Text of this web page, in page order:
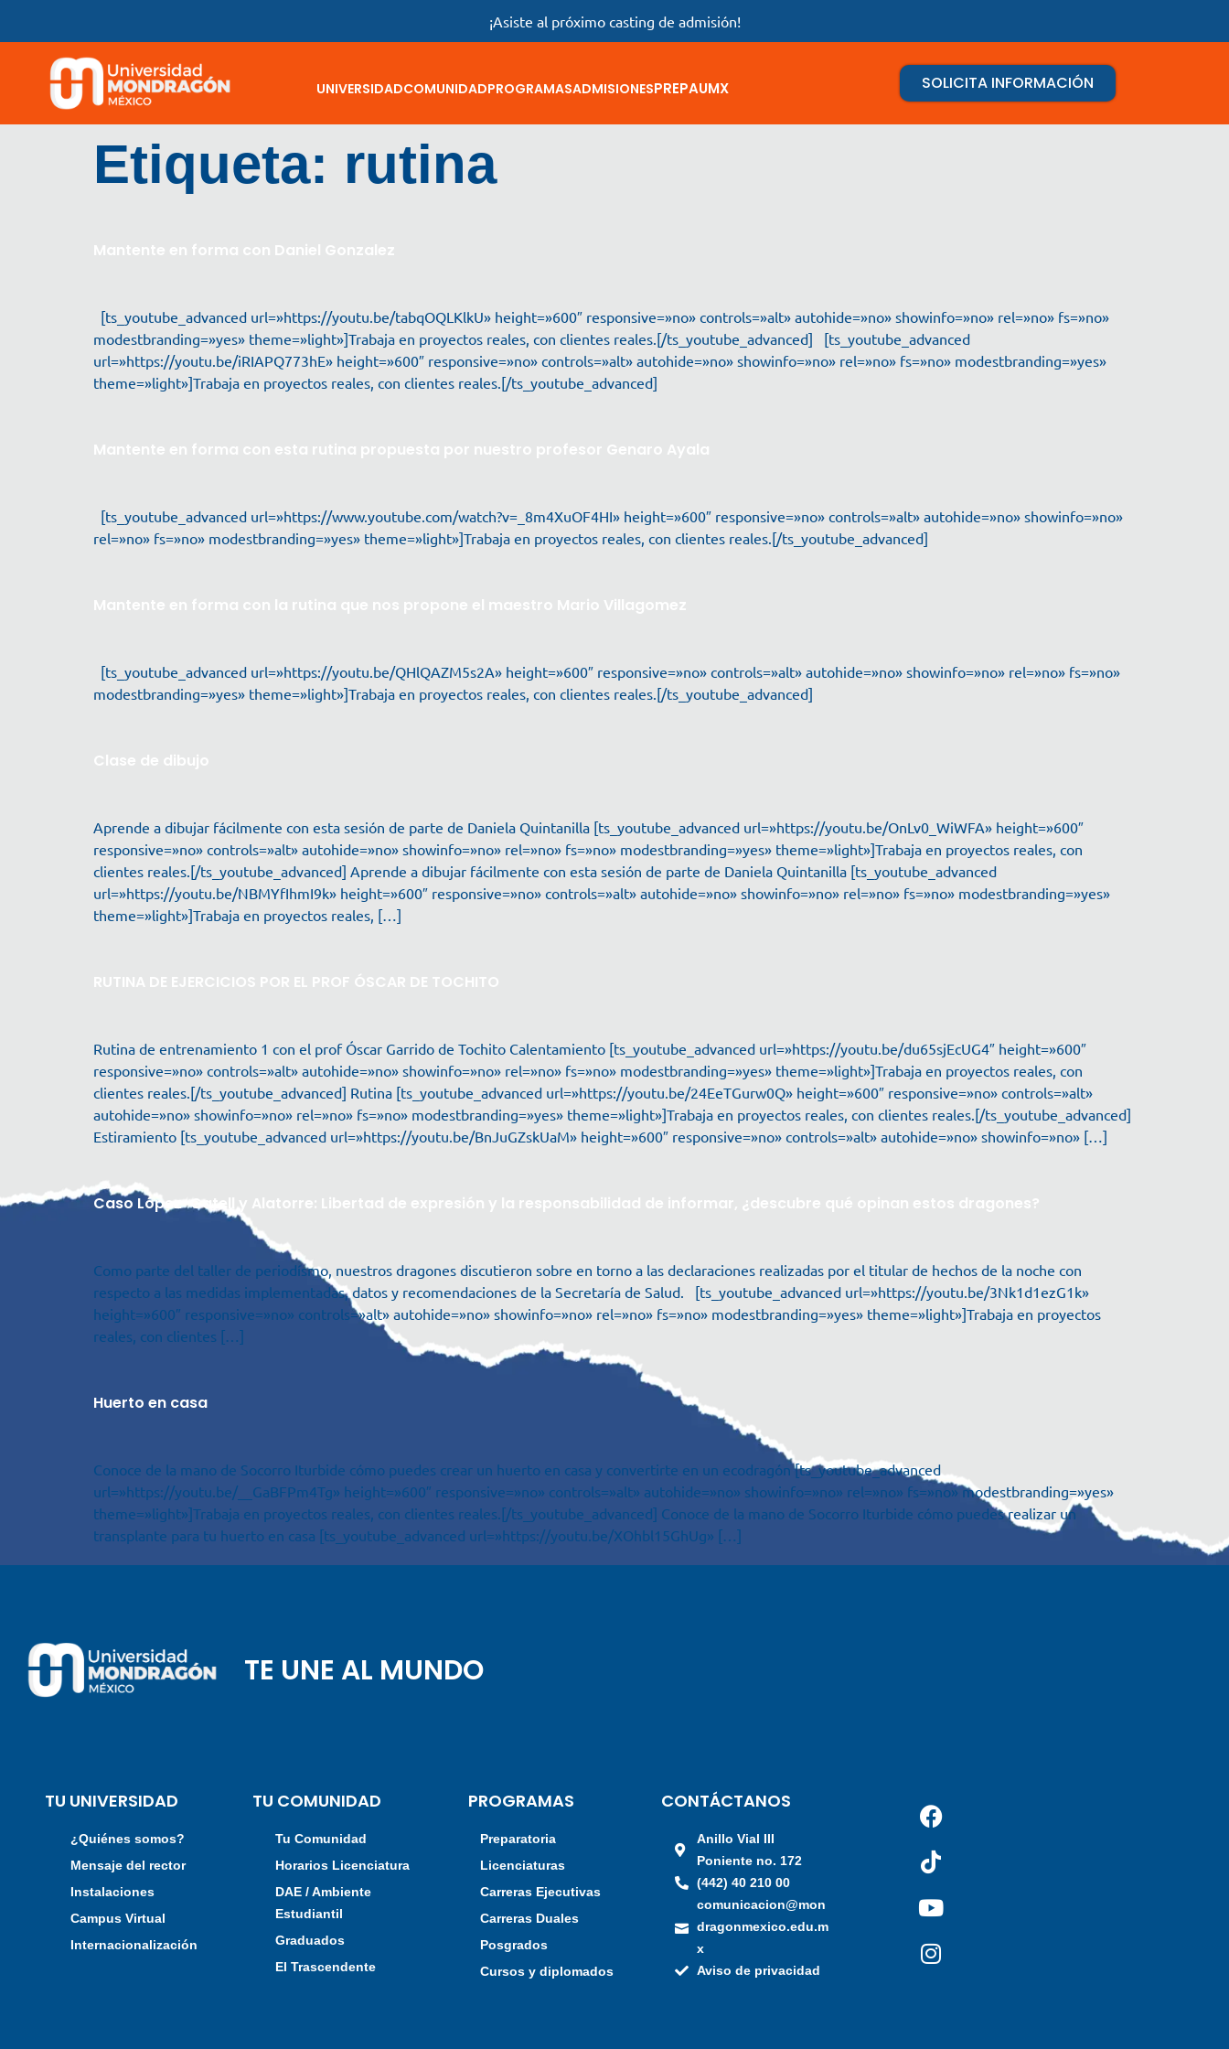
¡Asiste al próximo casting de admisión!
UNIVERSIDADCOMUNIDADPROGRAMASADMISIONESPREPAUMX SOLICITA INFORMACIÓN
Etiqueta: rutina
Mantente en forma con Daniel Gonzalez
[ts_youtube_advanced url=»https://youtu.be/tabqOQLKlkU» height=»600″ responsive=»no» controls=»alt» autohide=»no» showinfo=»no» rel=»no» fs=»no»
modestbranding=»yes» theme=»light»]Trabaja en proyectos reales, con clientes reales.[/ts_youtube_advanced] [ts_youtube_advanced
url=»https://youtu.be/iRIAPQ773hE» height=»600″ responsive=»no» controls=»alt» autohide=»no» showinfo=»no» rel=»no» fs=»no» modestbranding=»yes»
theme=»light»]Trabaja en proyectos reales, con clientes reales.[/ts_youtube_advanced]
Mantente en forma con esta rutina propuesta por nuestro profesor Genaro Ayala
[ts_youtube_advanced url=»https://www.youtube.com/watch?v=_8m4XuOF4HI» height=»600″ responsive=»no» controls=»alt» autohide=»no» showinfo=»no»
rel=»no» fs=»no» modestbranding=»yes» theme=»light»]Trabaja en proyectos reales, con clientes reales.[/ts_youtube_advanced]
Mantente en forma con la rutina que nos propone el maestro Mario Villagomez
[ts_youtube_advanced url=»https://youtu.be/QHlQAZM5s2A» height=»600″ responsive=»no» controls=»alt» autohide=»no» showinfo=»no» rel=»no» fs=»no»
modestbranding=»yes» theme=»light»]Trabaja en proyectos reales, con clientes reales.[/ts_youtube_advanced]
Clase de dibujo
Aprende a dibujar fácilmente con esta sesión de parte de Daniela Quintanilla [ts_youtube_advanced url=»https://youtu.be/OnLv0_WiWFA» height=»600″
responsive=»no» controls=»alt» autohide=»no» showinfo=»no» rel=»no» fs=»no» modestbranding=»yes» theme=»light»]Trabaja en proyectos reales, con
clientes reales.[/ts_youtube_advanced] Aprende a dibujar fácilmente con esta sesión de parte de Daniela Quintanilla [ts_youtube_advanced
url=»https://youtu.be/NBMYfIhmI9k» height=»600″ responsive=»no» controls=»alt» autohide=»no» showinfo=»no» rel=»no» fs=»no» modestbranding=»yes»
theme=»light»]Trabaja en proyectos reales, […]
RUTINA DE EJERCICIOS POR EL PROF ÓSCAR DE TOCHITO
Rutina de entrenamiento 1 con el prof Óscar Garrido de Tochito Calentamiento [ts_youtube_advanced url=»https://youtu.be/du65sjEcUG4″ height=»600″
responsive=»no» controls=»alt» autohide=»no» showinfo=»no» rel=»no» fs=»no» modestbranding=»yes» theme=»light»]Trabaja en proyectos reales, con
clientes reales.[/ts_youtube_advanced] Rutina [ts_youtube_advanced url=»https://youtu.be/24EeTGurw0Q» height=»600″ responsive=»no» controls=»alt»
autohide=»no» showinfo=»no» rel=»no» fs=»no» modestbranding=»yes» theme=»light»]Trabaja en proyectos reales, con clientes reales.[/ts_youtube_advanced]
Estiramiento [ts_youtube_advanced url=»https://youtu.be/BnJuGZskUaM» height=»600″ responsive=»no» controls=»alt» autohide=»no» showinfo=»no» […]
Caso López-Gatell y Alatorre: Libertad de expresión y la responsabilidad de informar, ¿descubre qué opinan estos dragones?
Como parte del taller de periodísmo, nuestros dragones discutieron sobre en torno a las declaraciones realizadas por el titular de hechos de la noche con
respecto a las medidas implementadas, datos y recomendaciones de la Secretaría de Salud. [ts_youtube_advanced url=»https://youtu.be/3Nk1d1ezG1k»
height=»600″ responsive=»no» controls=»alt» autohide=»no» showinfo=»no» rel=»no» fs=»no» modestbranding=»yes» theme=»light»]Trabaja en proyectos
reales, con clientes […]
Huerto en casa
Conoce de la mano de Socorro Iturbide cómo puedes crear un huerto en casa y convertirte en un ecodragón [ts_youtube_advanced
url=»https://youtu.be/__GaBFPm4Tg» height=»600″ responsive=»no» controls=»alt» autohide=»no» showinfo=»no» rel=»no» fs=»no» modestbranding=»yes»
theme=»light»]Trabaja en proyectos reales, con clientes reales.[/ts_youtube_advanced] Conoce de la mano de Socorro Iturbide cómo puedes realizar un
transplante para tu huerto en casa [ts_youtube_advanced url=»https://youtu.be/XOhbl15GhUg» […]
TE UNE AL MUNDO
TU UNIVERSIDAD
¿Quiénes somos?
Mensaje del rector
Instalaciones
Campus Virtual
Internacionalización
TU COMUNIDAD
Tu Comunidad
Horarios Licenciatura
DAE / Ambiente
Estudiantil
Graduados
El Trascendente
PROGRAMAS
Preparatoria
Licenciaturas
Carreras Ejecutivas
Carreras Duales
Posgrados
Cursos y diplomados
CONTÁCTANOS
Anillo Vial III
Poniente no. 172
(442) 40 210 00
comunicacion@mon
dragonmexico.edu.m
x
Aviso de privacidad